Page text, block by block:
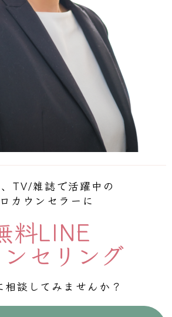
TV/雑誌で活躍中の
カウンセラーに
料LINE
セリング
相談してみませんか？